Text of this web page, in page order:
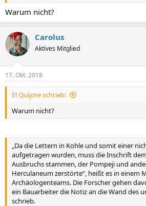
Warum nicht?
Carolus
Aktives Mitglied
17. Okt. 2018
El Quijote schrieb:
Warum nicht?
„Da die Lettern in Kohle und somit einer
aufgetragen wurden, muss die Inschrift
Ausbruchs stammen, der Pompeji und
Herculaneum zerstörte“, heißt es in einem
Archäologenteams. Die Forscher gehen
ein Bauarbeiter die Notiz an die Wand des
schrieb.